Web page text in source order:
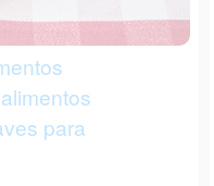
para